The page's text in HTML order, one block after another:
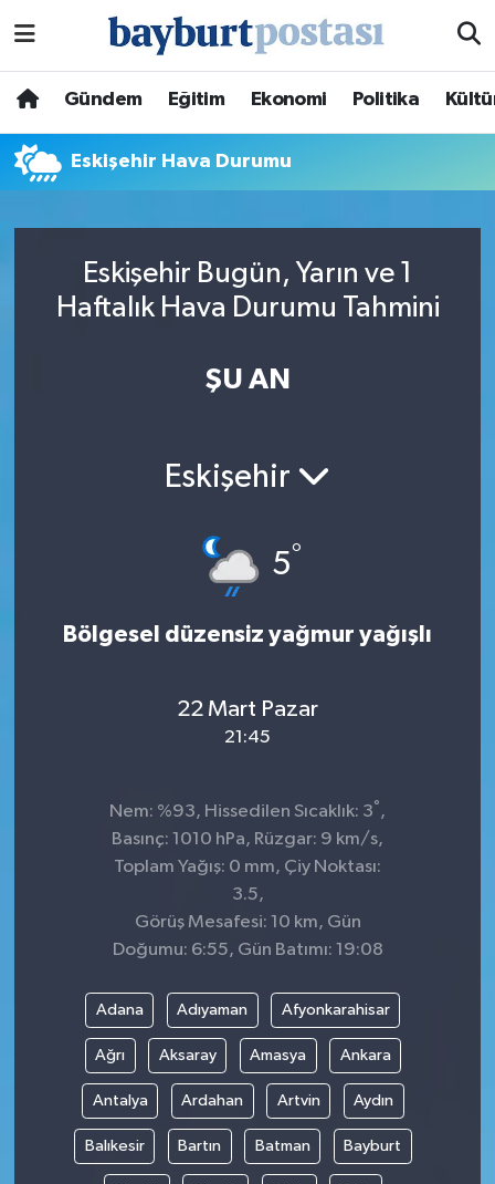
Gündem Eğitim Ekonomi Politika
Eskişehir Hava Durumu
Eskişehir Bugün, Yarın ve 1
Haftalık Hava Durumu Tahmini
ŞU AN
Eskişehir
5°
Bölgesel düzensiz yağmur yağışlı
22 Mart Pazar
21:45
Nem: %93, Hissedilen Sıcaklık: 3° ,
Basınç: 1010 hPa, Rüzgar: 9 km/s,
Toplam Yağış: 0 mm, Çiy Noktası:
3.5,
Görüş Mesafesi: 10 km, Gün
Doğumu: 6:55, Gün Batımı: 19:08
Adana Adıyaman Afyonkarahisar
Ağrı Aksaray Amasya Ankara
Antalya Ardahan Artvin Aydın
Balıkesir Bartın Batman Bayburt
Hava Durumu
Süper Lig Puan Durumu ve Fikstür